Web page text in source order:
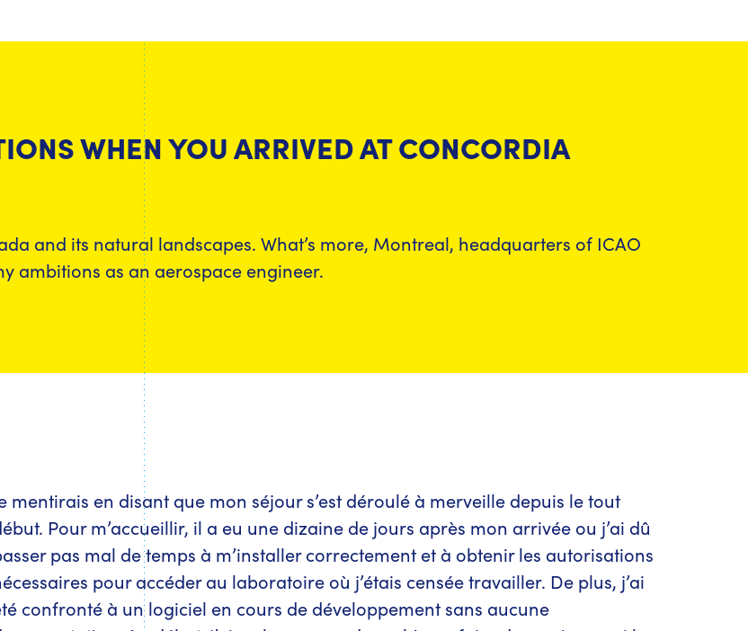
WHEN YOU ARRIVED AT CONCORDIA
and its natural landscapes. What’s more, Montreal, headquarters of ICAO
ambitions as an aerospace engineer.
mentirais en disant que mon séjour s’est déroulé à merveille depuis le tout
Pour m’accueillir, il a eu une dizaine de jours après mon arrivée ou j’ai dû
pas mal de temps à m’installer correctement et à obtenir les autorisations
pour accéder au laboratoire où j’étais censée travailler. De plus, j’ai
confronté à un logiciel en cours de développement sans aucune